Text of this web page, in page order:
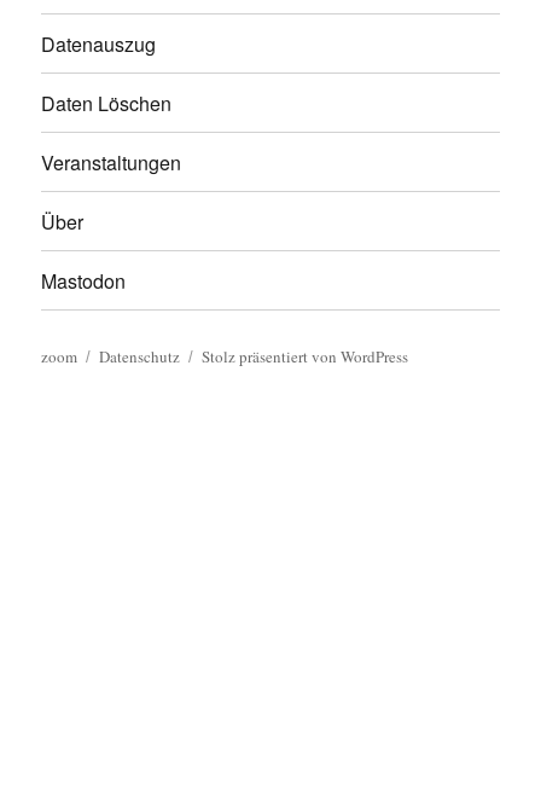
Datenauszug
Daten Löschen
Veranstaltungen
Über
Mastodon
zoom Datenschutz Stolz präsentiert von WordPress